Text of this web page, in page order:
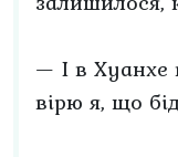
— І в Хуанхе
вірю я, що